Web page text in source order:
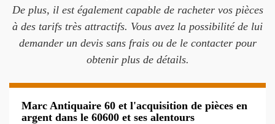
De plus, il est également capable de racheter vos pièces
à des tarifs très attractifs. Vous avez la possibilité de lui
demander un devis sans frais ou de le contacter pour
obtenir plus de détails.
Marc Antiquaire 60 et l'acquisition de pièces en
argent dans le 60600 et ses alentours